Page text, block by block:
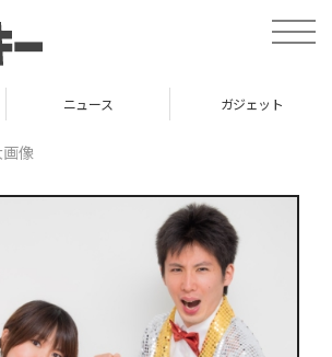
toggle
ニュース ガジェット
像